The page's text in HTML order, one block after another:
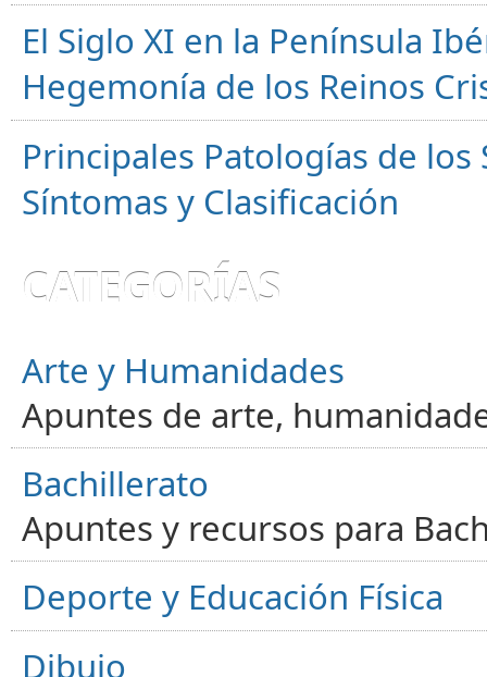
El Siglo XI en la Península
Hegemonía de los Reinos
Principales Patologías de
Síntomas y Clasificación
CATEGORÍAS
Arte y Humanidades
Apuntes de arte,
Bachillerato
Apuntes y recursos para
Deporte y Educación Física
Dibujo